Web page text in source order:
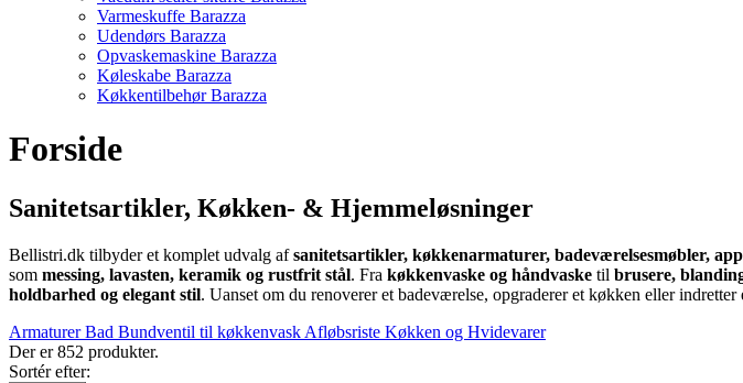
Varmeskuffe Barazza
Udendørs Barazza
Opvaskemaskine Barazza
Køleskabe Barazza
Køkkentilbehør Barazza
Forside
Sanitetsartikler, Køkken- & Hjemmeløsninger
Bellistri.dk tilbyder et komplet udvalg afsanitetsartikler, køkkenarmaturer, badeværelsesmøbler,
som messing, lavasten, keramik og rustfrit stål. Fra køkkenvaske og håndvaske til brusere,
holdbarhed og elegant stil. Uanset om du renoverer et badeværelse, opgraderer et køkken eller
Armaturer Bad Bundventil til køkkenvask Afløbsriste Køkken og Hvidevarer
Der er 852 produkter.
Sortér efter: